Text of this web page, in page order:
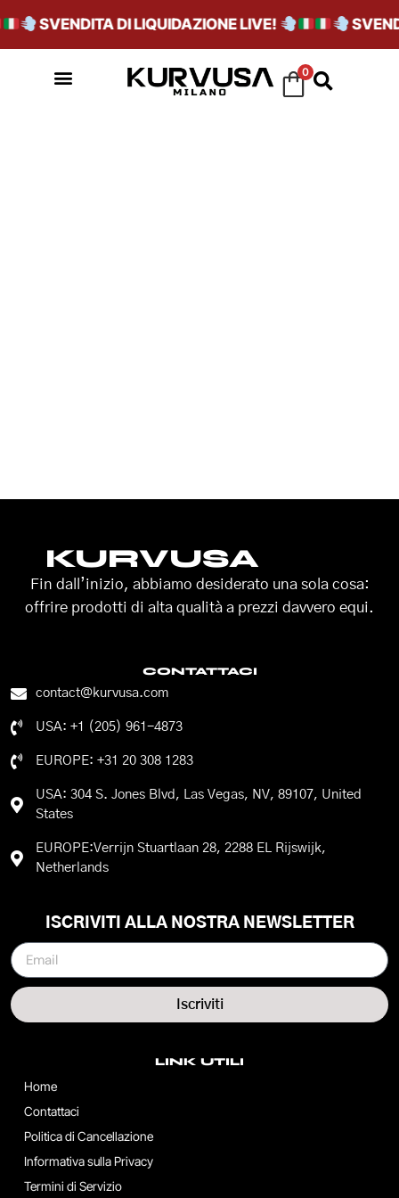
SVENDITA DI LIQUIDAZIONE LIVE!
0
KURVUSA
Fin dall’inizio, abbiamo desiderato una sola cosa:
offrire prodotti di alta qualità a prezzi davvero equi.
CONTATTACI
contact@kurvusa.com
USA: +1 (205) 961-4873
EUROPE: +31 20 308 1283
USA: 304 S. Jones Blvd, Las Vegas, NV, 89107, United
States
EUROPE:Verrijn Stuartlaan 28, 2288 EL Rijswijk,
Netherlands
LINK UTILI
Home
Contattaci
Politica di Cancellazione
Informativa sulla Privacy
Termini di Servizio
ISCRIVITI ALLA NOSTRA NEWSLETTER
Iscriviti